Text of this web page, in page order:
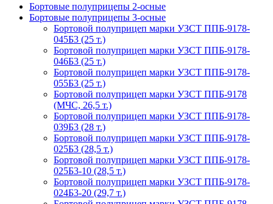
Бортовые полуприцепы 2-осные
Бортовые полуприцепы 3-осные
Бортовой полуприцеп марки УЗСТ ППБ-9178-
045Б3 (25 т.)
Бортовой полуприцеп марки УЗСТ ППБ-9178-
046Б3 (25 т.)
Бортовой полуприцеп марки УЗСТ ППБ-9178-
055Б3 (25 т.)
Бортовой полуприцеп марки УЗСТ ППБ-9178
(МЧС, 26,5 т.)
Бортовой полуприцеп марки УЗСТ ППБ-9178-
039Б3 (28 т.)
Бортовой полуприцеп марки УЗСТ ППБ-9178-
025Б3 (28,5 т.)
Бортовой полуприцеп марки УЗСТ ППБ-9178-
025Б3-10 (28,5 т.)
Бортовой полуприцеп марки УЗСТ ППБ-9178-
024Б3-20 (29,7 т.)